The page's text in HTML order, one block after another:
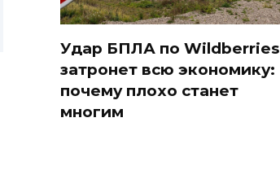
Удар БПЛА по Wildberries
затронет всю экономику:
почему плохо станет
многим